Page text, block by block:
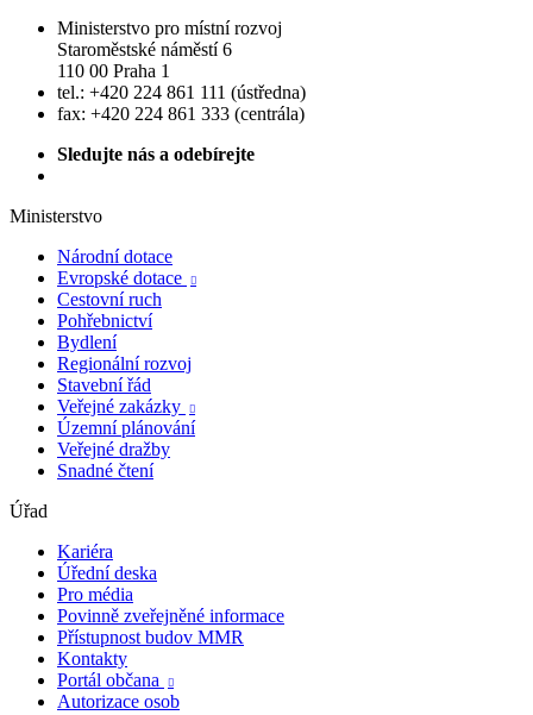
Ministerstvo pro místní rozvoj
Staroměstské náměstí 6
110 00 Praha 1
tel.: +420 224 861 111 (ústředna)
fax: +420 224 861 333 (centrála)
Sledujte nás a odebírejte
Ministerstvo
Národní dotace
Evropské dotace

Cestovní ruch
Pohřebnictví
Bydlení
Regionální rozvoj
Stavební řád
Veřejné zakázky

Územní plánování
Veřejné dražby
Snadné čtení
Úřad
Kariéra
Úřední deska
Pro média
Povinně zveřejněné informace
Přístupnost budov MMR
Kontakty
Portál občana

Autorizace osob